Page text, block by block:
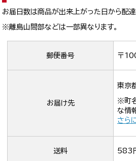
お届日数は商品が出来上がった日から配達
※離島山間部などは一部異なります。
郵便番号 〒
お届け先
東京
※町
な情
さら
送料 583